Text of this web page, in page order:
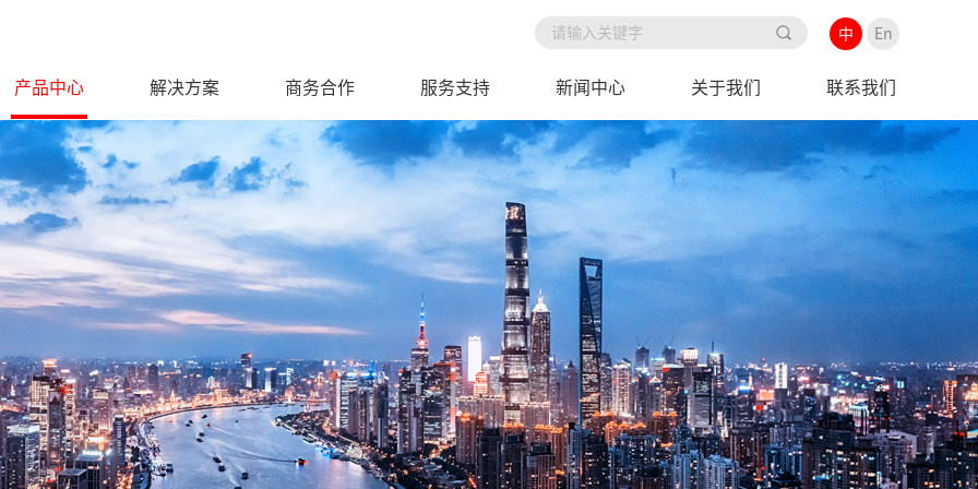
中 En
产品中心 解决方案 商务合作 服务支持 新闻中心 关于我们 联系我们